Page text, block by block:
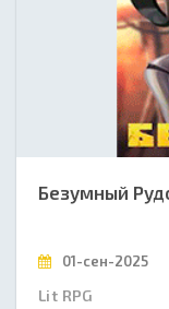
Безумный
01-сен-2025
Lit RPG